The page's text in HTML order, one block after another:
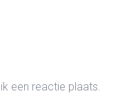
een reactie plaats.